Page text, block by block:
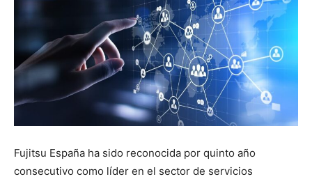
Fujitsu España ha sido reconocida por quinto año
consecutivo como líder en el sector de servicios